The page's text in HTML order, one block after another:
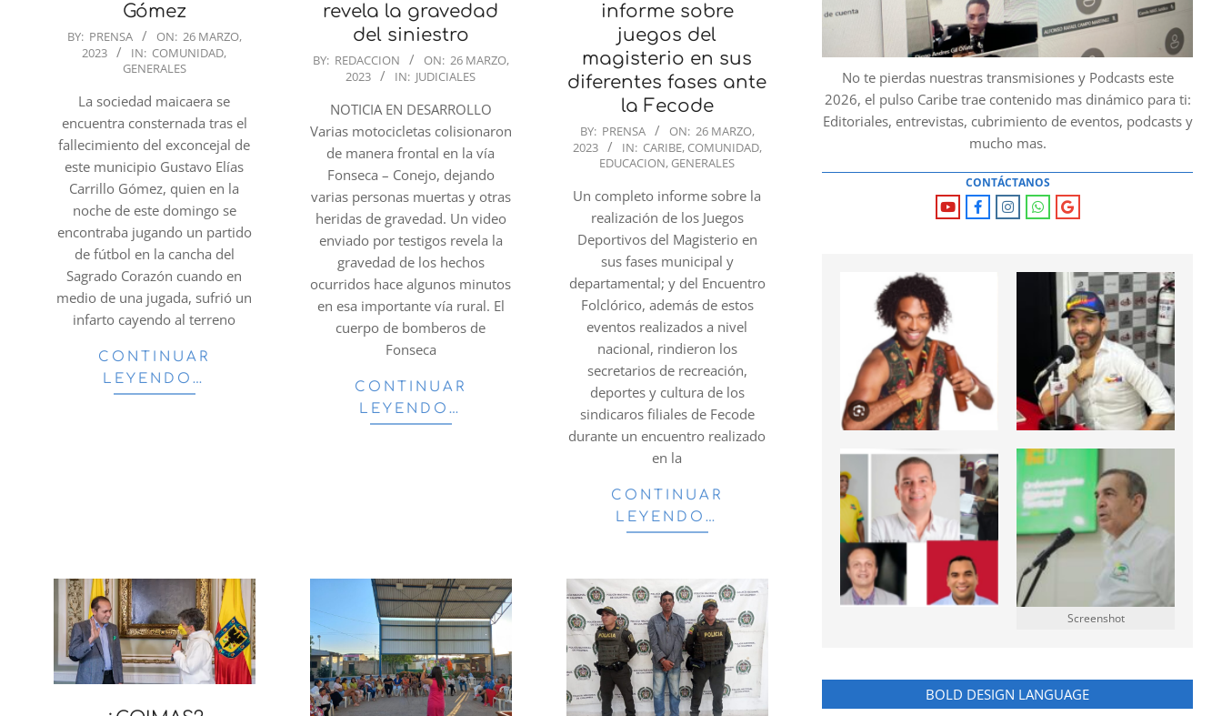
Gómez
2023-
BY: PRENSA ON: 26 MARZO,
2023
IN: COMUNIDAD,
GENERALES
La sociedad maicaera se
encuentra consternada tras el
fallecimiento del exconcejal de
este municipio Gustavo Elías
Carrillo Gómez, quien en la
noche de este domingo se
encontraba jugando un partido
de fútbol en la cancha del
Sagrado Corazón cuando en
medio de una jugada, sufrió un
infarto cayendo al terreno
CONTINUAR
LEYENDO…
revela la gravedad
del siniestro
2023-
BY: REDACCION ON: 26 MARZO,
2023
IN: JUDICIALES
NOTICIA EN DESARROLLO
Varias motocicletas colisionaron
de manera frontal en la vía
Fonseca – Conejo, dejando
varias personas muertas y otras
heridas de gravedad. Un video
enviado por testigos revela la
gravedad de los hechos
ocurridos hace algunos minutos
en esa importante vía rural. El
cuerpo de bomberos de
Fonseca
CONTINUAR
LEYENDO…
informe sobre
juegos del
magisterio en sus
diferentes fases ante
la Fecode
2023-
03-
BY: PRENSA ON: 26 MARZO,
2023
IN: CARIBE, COMUNIDAD,
EDUCACION, GENERALES
Un completo informe sobre la
realización de los Juegos
Deportivos del Magisterio en
sus fases municipal y
departamental; y del Encuentro
Folclórico, además de estos
eventos realizados a nivel
nacional, rindieron los
secretarios de recreación,
deportes y cultura de los
sindicaros filiales de Fecode
durante un encuentro realizado
en la
CONTINUAR
LEYENDO…
No te pierdas nuestras transmisiones y Podcasts este
2026, el pulso Caribe trae contenido mas dinámico para ti:
Editoriales, entrevistas, cubrimiento de eventos, podcasts y
mucho mas.
CONTÁCTANOS
Screenshot
BOLD DESIGN LANGUAGE